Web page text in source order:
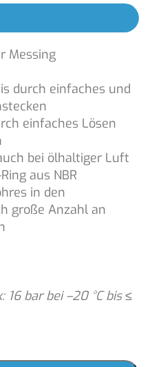
Messing
durch einfaches und
einfaches Lösen
bei ölhaltiger Luft
aus NBR
in den
große Anzahl an
bar bei –20 °C bis ≤